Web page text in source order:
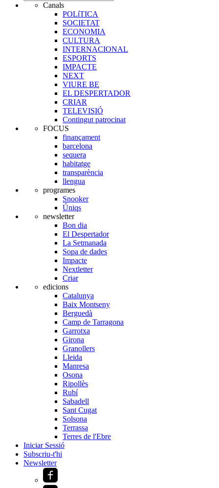
Canals
POLíTICA
SOCIETAT
ECONOMIA
CULTURA
INTERNACIONAL
ESPORTS
IMPACTE
NEXT
VIURE BE
EL DESPERTADOR
CRIAR
TELEVISIÓ
Contingut patrocinat
FOCUS
finançament
barcelona
sequera
habitatge
transparència
llengua
programes
Snooker
Úniqs
newsletter
Bon dia
El Despertador
La Setmanada
Sopa de dades
Impacte
Nextletter
Criar
edicions
Catalunya
Baix Montseny
Berguedà
Camp de Tarragona
Garrotxa
Girona
Granollers
Lleida
Manresa
Osona
Ripollès
Rubí
Sabadell
Sant Cugat
Solsona
Terrassa
Terres de l'Ebre
Iniciar Sessió
Subscriu-t'hi
Newsletter